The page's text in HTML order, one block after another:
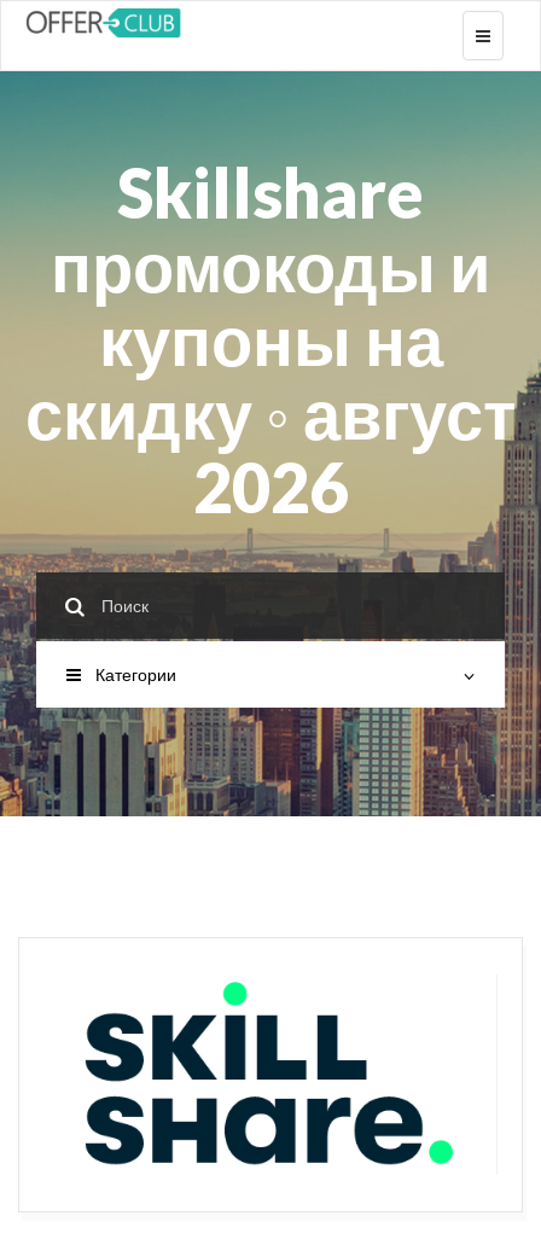
Toggle
Skillshare
промокоды и
купоны на
скидку ◦ август
2026
Категории